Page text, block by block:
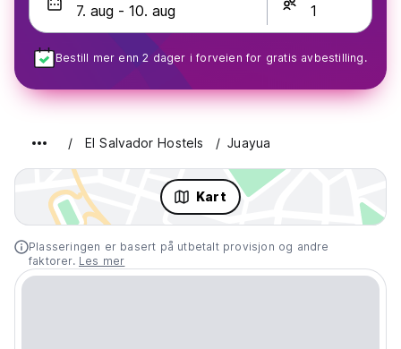
Bestill mer enn 2 dager i forveien for gratis avbestilling.
El Salvador Hostels Juayua
Kart
Plasseringen er basert på utbetalt provisjon og andre
faktorer. Les mer